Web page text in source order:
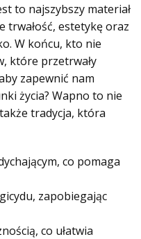
to najszybszy materiał
trwałość, estetykę oraz
W końcu, kto nie
które przetrwały
zapewnić nam
życia? Wapno to nie
tradycja, która
co pomaga
zapobiegając
co ułatwia